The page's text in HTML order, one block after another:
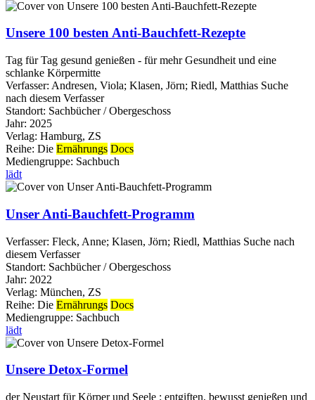
Unsere 100 besten Anti-Bauchfett-Rezepte
Tag für Tag gesund genießen - für mehr Gesundheit und eine
schlanke Körpermitte
Verfasser: Andresen, Viola; Klasen, Jörn; Riedl, Matthias Suche
nach diesem Verfasser
Standort: Sachbücher / Obergeschoss
Jahr: 2025
Verlag: Hamburg, ZS
Reihe: Die Ernährungs Docs
Mediengruppe: Sachbuch
lädt
Unser Anti-Bauchfett-Programm
Verfasser: Fleck, Anne; Klasen, Jörn; Riedl, Matthias Suche nach
diesem Verfasser
Standort: Sachbücher / Obergeschoss
Jahr: 2022
Verlag: München, ZS
Reihe: Die Ernährungs Docs
Mediengruppe: Sachbuch
lädt
Unsere Detox-Formel
der Neustart für Körper und Seele : entgiften, bewusst genießen und